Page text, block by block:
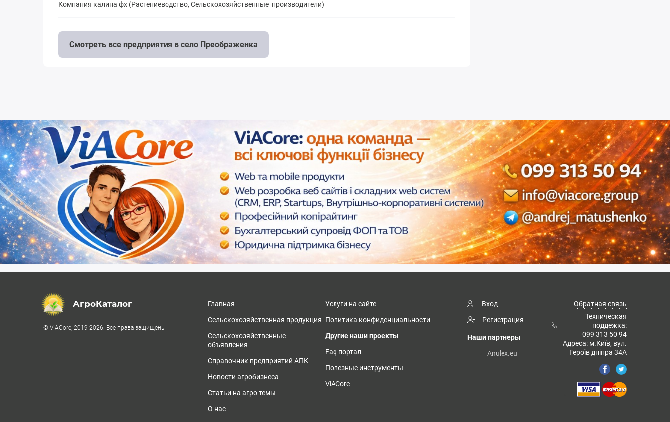
Компания калина фх (Растениеводство, Сельскохозяйственные производители)
Смотреть все предприятия в село Преображенка
АгроКаталог
© ViACore, 2019-2026. Все права защищены
Главная
Сельскохозяйственная продукция
Сельскохозяйственные
объявления
Справочник предприятий АПК
Новости агробизнеса
Статьи на агро темы
О нас
Услуги на сайте
Политика конфиденциальности
Другие наши проекты
Faq портал
Полезные инструменты
ViACore
Вход
Регистрация
Наши партнеры
Anulex.eu
Обратная связь
Техническая
поддежка:
099 313 50 94
Адреса: м.Київ, вул.
Героїв дніпра 34А